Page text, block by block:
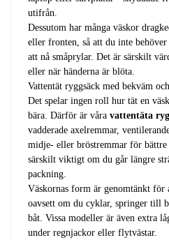
utifrån.
Dessutom har många väskor
eller fronten, så att du inte
att nå småprylar. Det är särskilt
eller när händerna är blöta.
Vattentät ryggsäck med bekväm
Det spelar ingen roll hur tät en
bära. Därför är våra vattentäta
vadderade axelremmar,
midje- eller bröstremmar för
särskilt viktigt om du går längre
packning.
Väskornas form är genomtänkt för
oavsett om du cyklar, springer till
båt. Vissa modeller är även extra
under regnjackor eller flytvästar.